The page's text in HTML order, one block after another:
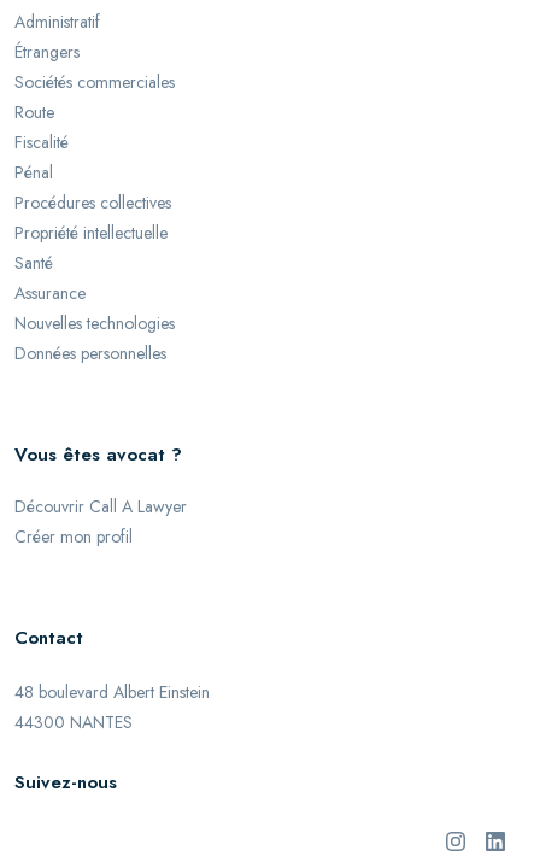
Administratif
Étrangers
Sociétés commerciales
Route
Fiscalité
Pénal
Procédures collectives
Propriété intellectuelle
Santé
Assurance
Nouvelles technologies
Données personnelles
Vous êtes avocat ?
Découvrir Call A Lawyer
Créer mon profil
Contact
48 boulevard Albert Einstein
44300 NANTES
Suivez-nous